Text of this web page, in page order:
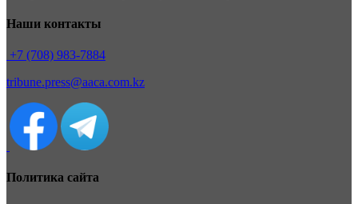
Наши контакты
+7 (708) 983-7884
tribune.press@aaca.com.kz
Политика сайта